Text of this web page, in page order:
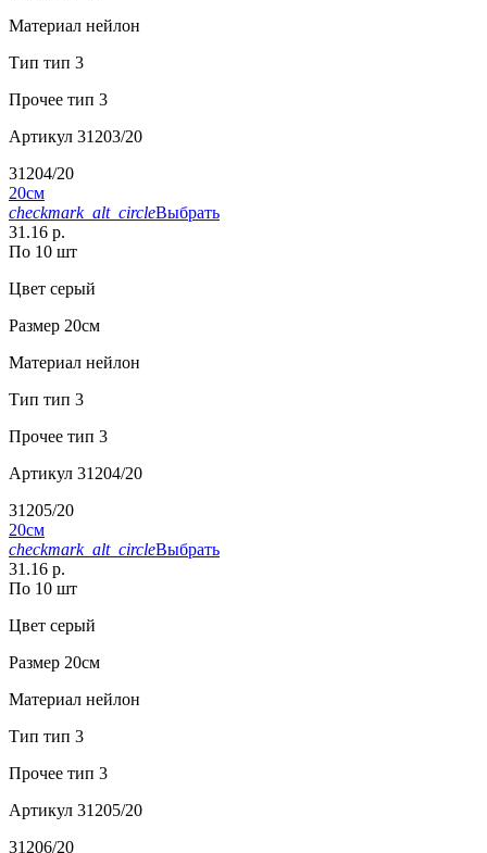
Материал нейлон
Тип тип 3
Прочее тип 3
Артикул 31203/20
31204/20
20см
checkmark_alt_circleВыбрать
31.16 р.
По 10 шт
Цвет серый
Размер 20см
Материал нейлон
Тип тип 3
Прочее тип 3
Артикул 31204/20
31205/20
20см
checkmark_alt_circleВыбрать
31.16 р.
По 10 шт
Цвет серый
Размер 20см
Материал нейлон
Тип тип 3
Прочее тип 3
Артикул 31205/20
31206/20